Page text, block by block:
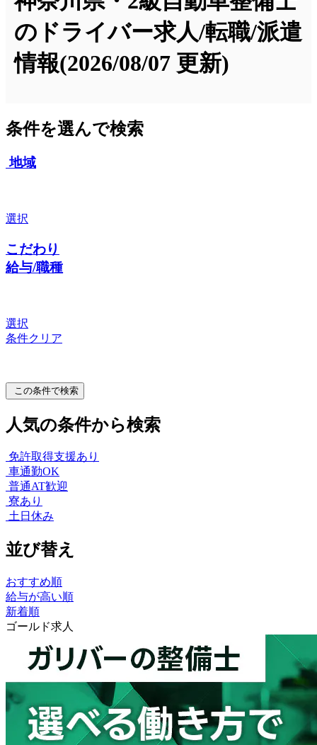
のドライバー求人/転職/派遣
情報(2026/08/07 更新)
条件を選んで検索
地域
選択
こだわり
給与/職種
選択
条件クリア
この条件で検索
人気の条件から検索
免許取得支援あり
車通勤OK
普通AT歓迎
寮あり
土日休み
並び替え
おすすめ順
給与が高い順
新着順
ゴールド求人